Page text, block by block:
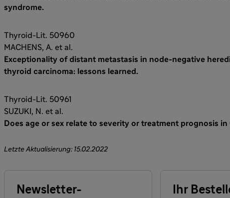
syndrome.
Thyroid-Lit. 50960
MACHENS, A. et al.
Exceptionality of distant metastasis in node-negative
thyroid carcinoma: lessons learned.
Thyroid-Lit. 50961
SUZUKI, N. et al.
Does age or sex relate to severity or treatment prognosis in
Letzte Aktualisierung: 15.02.2022
Newsletter-
Ihr